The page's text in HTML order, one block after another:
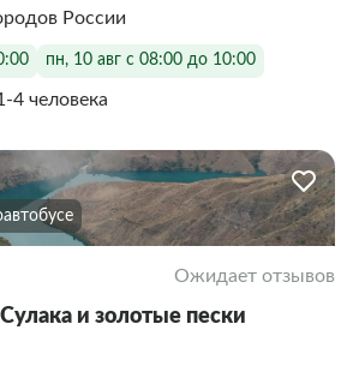
России
пн, 10 авг с 08:00 до 10:00
4 человека
Ожидает отзывов
и золотые пески